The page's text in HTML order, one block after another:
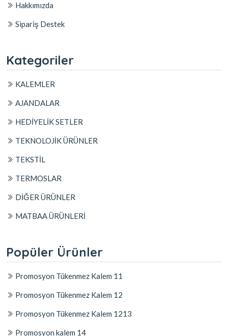
Hakkımızda
Sipariş Destek
Kategoriler
KALEMLER
AJANDALAR
HEDİYELİK SETLER
TEKNOLOJİK ÜRÜNLER
TEKSTİL
TERMOSLAR
DİĞER ÜRÜNLER
MATBAA ÜRÜNLERİ
Popüler Ürünler
Promosyon Tükenmez Kalem 11
Promosyon Tükenmez Kalem 12
Promosyon Tükenmez Kalem 1213
Promosyon kalem 14